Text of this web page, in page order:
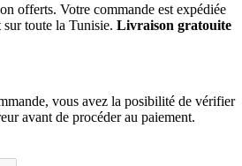
offerts. Votre commande est expédiée
toute la Tunisie. Livraison gratouite
vous avez la posibilité de vérifier
avant de procéder au paiement.